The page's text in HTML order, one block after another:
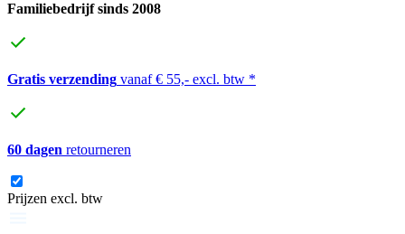
Familiebedrijf sinds 2008
Gratis verzending vanaf € 55,- excl. btw *
60 dagen retourneren
Prijzen excl. btw